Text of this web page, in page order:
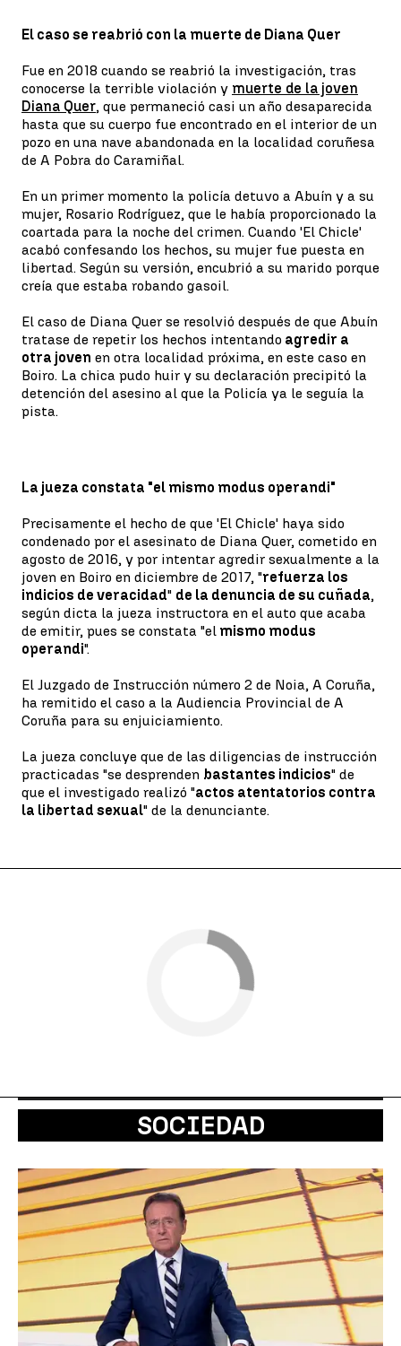
El caso se reabrió con la muerte de Diana Quer
Fue en 2018 cuando se reabrió la investigación, tras
conocerse la terrible violación y muerte de la joven
Diana Quer, que permaneció casi un año desaparecida
hasta que su cuerpo fue encontrado en el interior de un
pozo en una nave abandonada en la localidad coruñesa
de A Pobra do Caramiñal.
En un primer momento la policía detuvo a Abuín y a su
mujer, Rosario Rodríguez, que le había proporcionado la
coartada para la noche del crimen. Cuando 'El Chicle'
acabó confesando los hechos, su mujer fue puesta en
libertad. Según su versión, encubrió a su marido porque
creía que estaba robando gasoil.
El caso de Diana Quer se resolvió después de que Abuín
tratase de repetir los hechos intentando agredir a
otra joven en otra localidad próxima, en este caso en
Boiro. La chica pudo huir y su declaración precipitó la
detención del asesino al que la Policía ya le seguía la
pista.
La jueza constata "el mismo modus operandi"
Precisamente el hecho de que 'El Chicle' haya sido
condenado por el asesinato de Diana Quer, cometido en
agosto de 2016, y por intentar agredir sexualmente a la
joven en Boiro en diciembre de 2017, "refuerza los
indicios de veracidad" de la denuncia de su cuñada,
según dicta la jueza instructora en el auto que acaba
de emitir, pues se constata "el mismo modus
operandi".
El Juzgado de Instrucción número 2 de Noia, A Coruña,
ha remitido el caso a la Audiencia Provincial de A
Coruña para su enjuiciamiento.
La jueza concluye que de las diligencias de instrucción
practicadas "se desprenden bastantes indicios" de
que el investigado realizó "actos atentatorios contra
la libertad sexual" de la denunciante.
SOCIEDAD